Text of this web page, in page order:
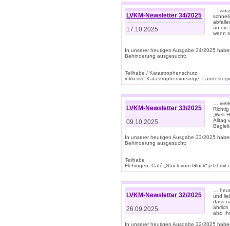
LVKM-Newsletter 34/2025
17.10.2025
…
an die
wenn
In unserer heutigen Ausgabe 34/2025
Behinderung ausgesucht:
Teilhabe / Katastrophenschutz
inklusive Katastrophenvorsorge:
LVKM-Newsletter 33/2025
09.10.2025
…
Alltag
In unserer heutigen Ausgabe 33/2025
Behinderung ausgesucht:
Teilhabe
Flehingen: Café „Stück vom Glück“ jetzt mit
LVKM-Newsletter 32/2025
26.09.2025
…
und
dass
ährlich
also
In unserer heutigen Ausgabe 32/2025